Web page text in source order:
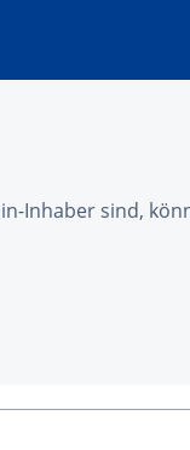
Inhaber sind,